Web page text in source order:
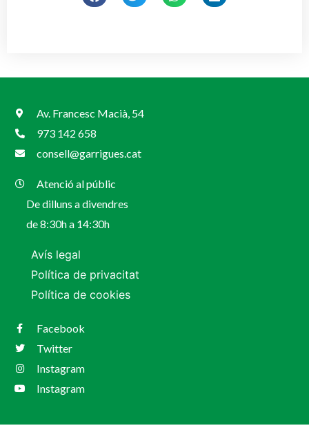
Av. Francesc Macià, 54
973 142 658
consell@garrigues.cat
Atenció al públic
De dilluns a divendres
de 8:30h a 14:30h
Avís legal
Política de privacitat
Política de cookies
Facebook
Twitter
Instagram
Instagram